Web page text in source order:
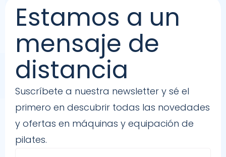
Estamos a un
mensaje de
distancia
Suscríbete a nuestra newsletter y sé el
primero en descubrir todas las novedades
y ofertas en máquinas y equipación de
pilates.